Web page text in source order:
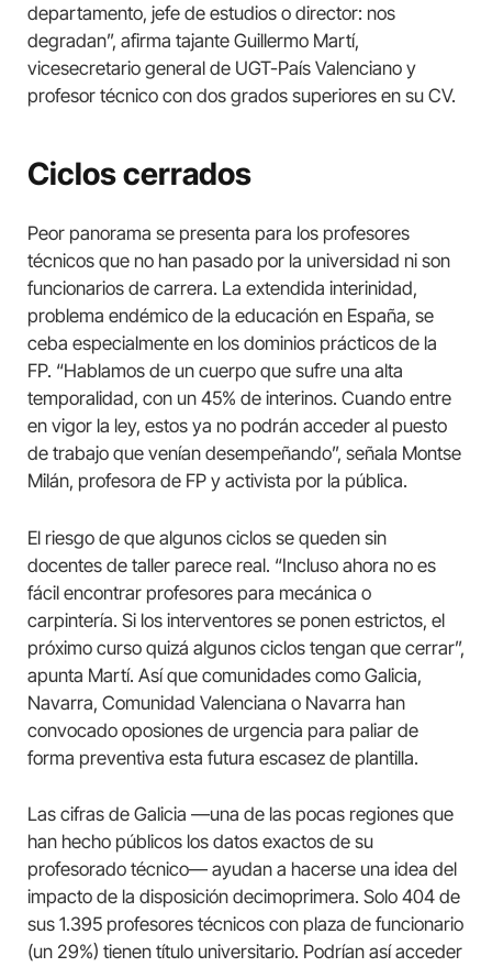
departamento, jefe de estudios o director: nos
degradan”, afirma tajante Guillermo Martí,
vicesecretario general de UGT-País Valenciano y
profesor técnico con dos grados superiores en su CV.
Ciclos cerrados
Peor panorama se presenta para los profesores
técnicos que no han pasado por la universidad ni son
funcionarios de carrera. La extendida interinidad,
problema endémico de la educación en España, se
ceba especialmente en los dominios prácticos de la
FP. “Hablamos de un cuerpo que sufre una alta
temporalidad, con un 45% de interinos. Cuando entre
en vigor la ley, estos ya no podrán acceder al puesto
de trabajo que venían desempeñando”, señala Montse
Milán, profesora de FP y activista por la pública.
El riesgo de que algunos ciclos se queden sin
docentes de taller parece real. “Incluso ahora no es
fácil encontrar profesores para mecánica o
carpintería. Si los interventores se ponen estrictos, el
próximo curso quizá algunos ciclos tengan que cerrar”,
apunta Martí. Así que comunidades como Galicia,
Navarra, Comunidad Valenciana o Navarra han
convocado oposiones de urgencia para paliar de
forma preventiva esta futura escasez de plantilla.
Las cifras de Galicia —una de las pocas regiones que
han hecho públicos los datos exactos de su
profesorado técnico— ayudan a hacerse una idea del
impacto de la disposición decimoprimera. Solo 404 de
sus 1.395 profesores técnicos con plaza de funcionario
(un 29%) tienen título universitario. Podrían así acceder